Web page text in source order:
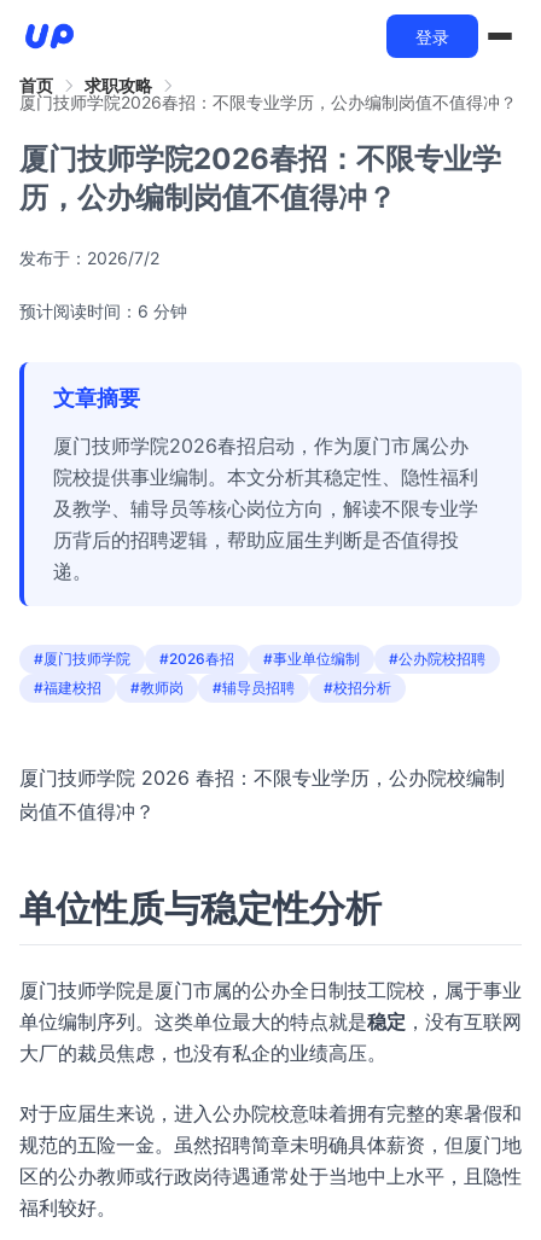
登录
首页
求职攻略
厦门技师学院2026春招：不限专业学历，公办编制岗值不值得冲？
厦门技师学院2026春招：不限专业学
历，公办编制岗值不值得冲？
发布于： 2026/7/2
预计阅读时间：6 分钟
文章摘要
厦门技师学院2026春招启动，作为厦门市属公办
院校提供事业编制。本文分析其稳定性、隐性福利
及教学、辅导员等核心岗位方向，解读不限专业学
历背后的招聘逻辑，帮助应届生判断是否值得投
递。
#厦门技师学院 #2026春招 #事业单位编制
#公办院校招聘
#福建校招
#教师岗 #辅导员招聘 #校招分析
厦门技师学院 2026 春招：不限专业学历，公办院校编制
岗值不值得冲？
单位性质与稳定性分析
厦门技师学院是厦门市属的公办全日制技工院校，属于事业
单位编制序列。这类单位最大的特点就是稳定 ，没有互联网
大厂的裁员焦虑，也没有私企的业绩高压。
对于应届生来说，进入公办院校意味着拥有完整的寒暑假和
规范的五险一金。虽然招聘简章未明确具体薪资，但厦门地
区的公办教师或行政岗待遇通常处于当地中上水平，且隐性
福利较好。